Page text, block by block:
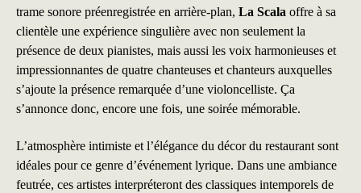
trame sonore préenregistrée en arrière-plan, La Scala offre à sa
clientèle une expérience singulière avec non seulement la
présence de deux pianistes, mais aussi les voix harmonieuses et
impressionnantes de quatre chanteuses et chanteurs auxquelles
s’ajoute la présence remarquée d’une violoncelliste. Ça
s’annonce donc, encore une fois, une soirée mémorable.
L’atmosphère intimiste et l’élégance du décor du restaurant sont
idéales pour ce genre d’événement lyrique. Dans une ambiance
feutrée, ces artistes interpréteront des classiques intemporels de